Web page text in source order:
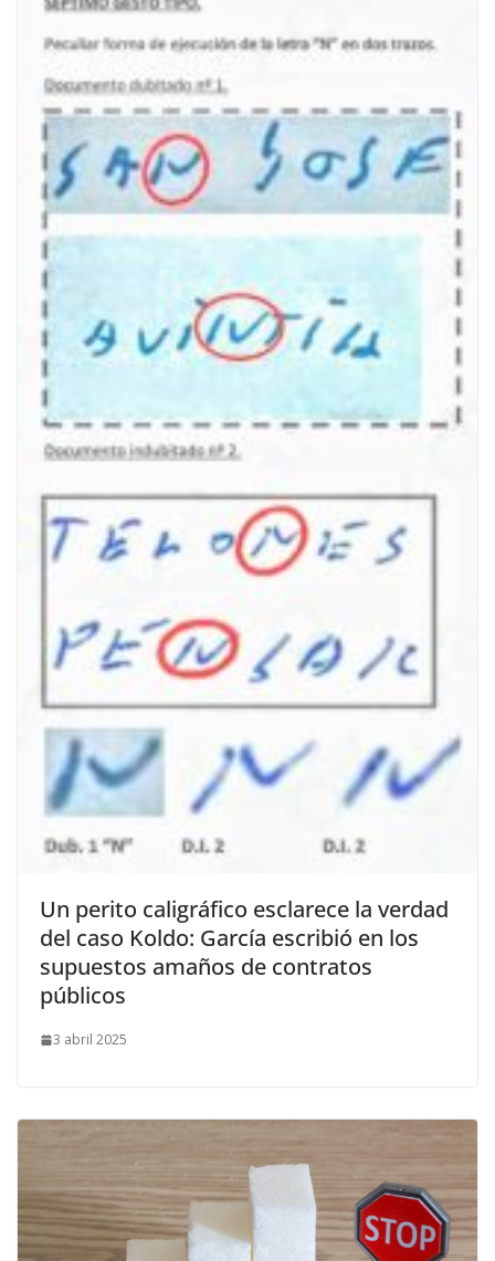
Un perito caligráfico esclarece la verdad
del caso Koldo: García escribió en los
supuestos amaños de contratos
públicos
3 abril 2025